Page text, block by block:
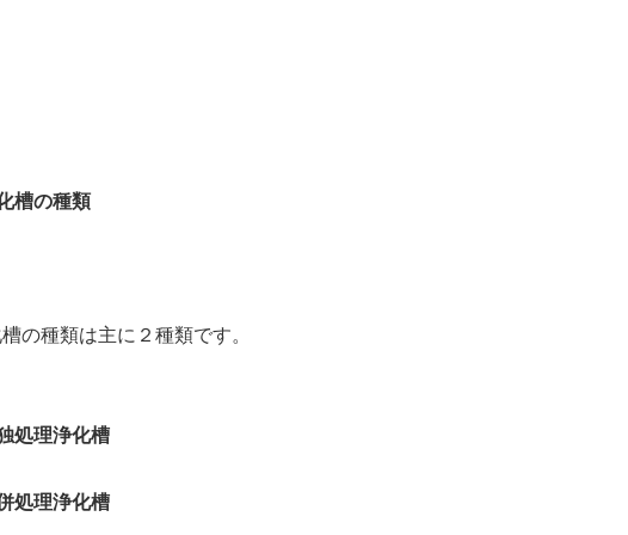
槽の種類
の種類は主に２種類です。
処理浄化槽
処理浄化槽